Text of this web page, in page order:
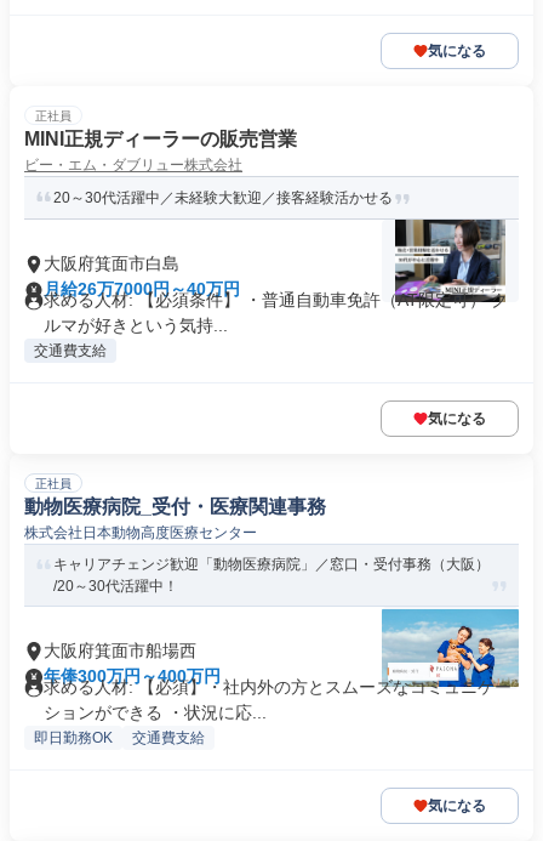
気になる
正社員
MINI正規ディーラーの販売営業
ビー・エム・ダブリュー株式会社
20～30代活躍中／未経験大歓迎／接客経験活かせる
大阪府箕面市白島
月給26万7000円～40万円
求める人材: 【必須条件】 ・普通自動車免許（AT限定可） ク
ルマが好きという気持...
交通費支給
気になる
正社員
動物医療病院_受付・医療関連事務
株式会社日本動物高度医療センター
キャリアチェンジ歓迎「動物医療病院」／窓口・受付事務（大阪）
/20～30代活躍中！
大阪府箕面市船場西
年俸300万円～400万円
求める人材: 【必須】・社内外の方とスムーズなコミュニケー
ションができる ・状況に応...
即日勤務OK 交通費支給
気になる